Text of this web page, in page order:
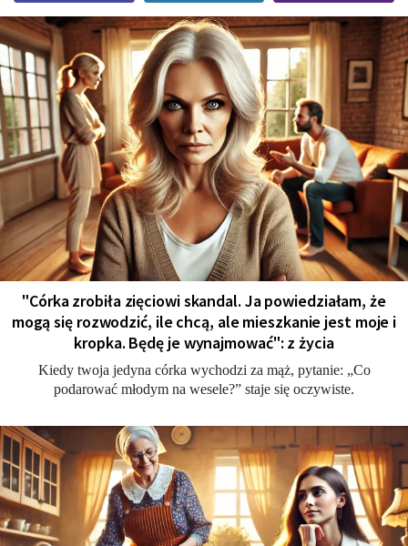
"Córka zrobiła zięciowi skandal. Ja powiedziałam, że
mogą się rozwodzić, ile chcą, ale mieszkanie jest moje i
kropka. Będę je wynajmować": z życia
Kiedy twoja jedyna córka wychodzi za mąż, pytanie: „Co
podarować młodym na wesele?” staje się oczywiste.